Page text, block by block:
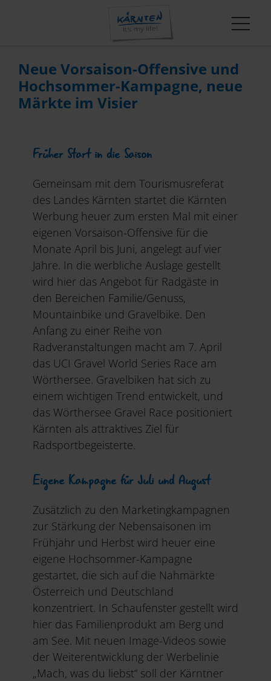
Neue Vorsaison-Offensive und
Hochsommer-Kampagne, neue
Märkte im Visier
Früher Start in die Saison
Gemeinsam mit dem Tourismusreferat
des Landes Kärnten startet die Kärnten
Werbung heuer zum ersten Mal mit einer
eigenen Vorsaison-Offensive für die
Monate April bis Juni, angelegt auf vier
Jahre. In die werbliche Auslage gestellt
wird hier das Angebot für Radgäste in
den Bereichen Familie/Genuss,
Mountainbike und Gravelbike. Den
Anfang zu einer Reihe von
Radveranstaltungen macht am 7. April
das UCI Gravel World Series Race am
Wörthersee. Gravelbiken hat sich zu
einem wichtigen Trend entwickelt, und
das Wörthersee Gravel Race positioniert
Kärnten als attraktives Ziel für
Radsportbegeisterte.
Eigene Kampagne für Juli und August
Zusätzlich zu den Marketingkampagnen
zur Stärkung der Nebensaisonen im
Frühjahr und Herbst wird heuer eine
eigene Hochsommer-Kampagne
gestartet, die sich auf die Nahmärkte
Österreich und Deutschland
konzentriert. In Schaufenster gestellt wird
hier das Familienprodukt am Berg und
am See. Mit neuen Image-Videos sowie
der Weiterentwicklung der Werbelinie
„Mach, was du liebst“ soll der Kärntner